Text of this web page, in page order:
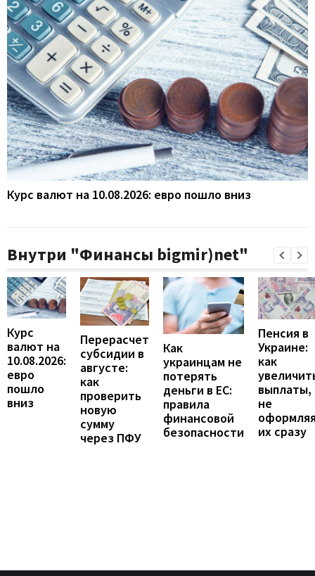
Курс валют на 10.08.2026: евро пошло вниз
Внутри "Финансы bigmir)net"
Курс
валют на
10.08.2026:
евро
пошло
вниз
Перерасчет
субсидии в
августе:
как
проверить
новую
сумму
через ПФУ
Как
украинцам не
потерять
деньги в ЕС:
правила
финансовой
безопасности
Пенсия в
Украине:
как
выплаты,
не
их сразу